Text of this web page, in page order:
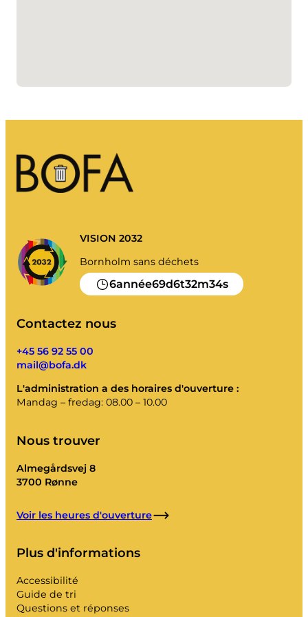
VISION 2032
Bornholm sans déchets
6année69d6t32m34s
Contactez nous
+45 56 92 55 00
mail@bofa.dk
L'administration a des horaires d'ouverture :
Mandag – fredag: 08.00 – 10.00
Nous trouver
Almegårdsvej 8
3700 Rønne
Voir les heures d'ouverture
Plus d'informations
Accessibilité
Guide de tri
Questions et réponses